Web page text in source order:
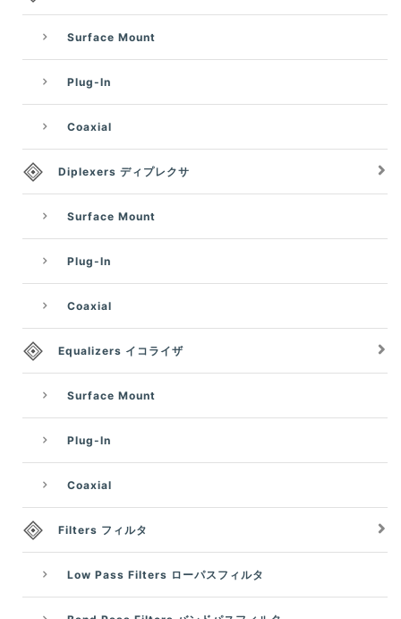
Surface Mount
Plug-In
Coaxial
Diplexers ディプレクサ
Surface Mount
Plug-In
Coaxial
Equalizers イコライザ
Surface Mount
Plug-In
Coaxial
Filters フィルタ
Low Pass Filters ローパスフィルタ